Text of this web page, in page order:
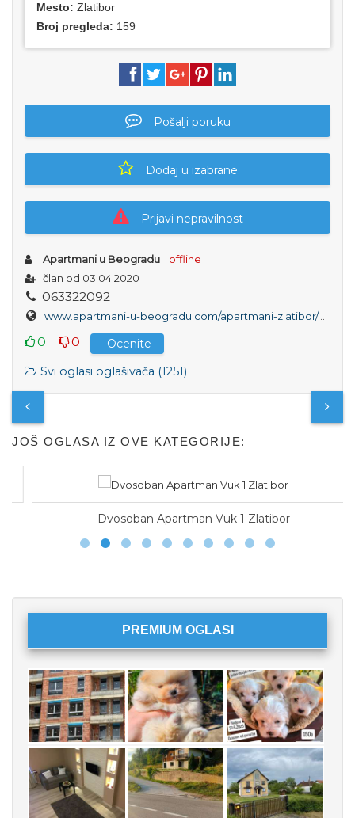
Mesto: Zlatibor
Broj pregleda: 159
Pošalji poruku
Dodaj u izabrane
Prijavi nepravilnost
Apartmani u Beogradu
offline
član od 03.04.2020
063322092
www.apartmani-u-beogradu.com/apartmani-zlatibor/dvosoban-apartman-jelena-62-zlatibor-palisad
0 0
Ocenite
Svi oglasi oglašivača (1251)
JOŠ OGLASA IZ OVE KATEGORIJE:
Dvosoban Apartman Vuk 1 Zlatibor
PREMIUM OGLASI